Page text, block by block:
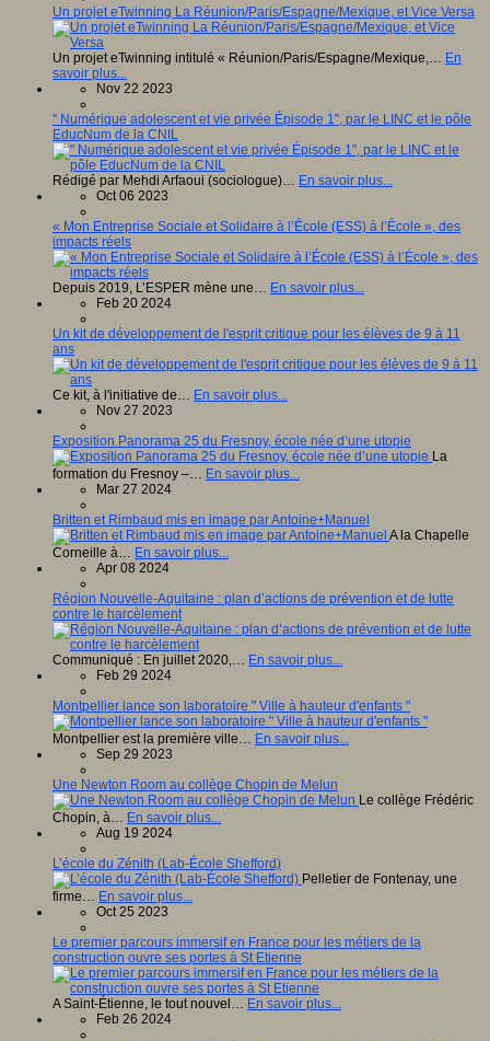
Un projet eTwinning La Réunion/Paris/Espagne/Mexique, et Vice Versa
Un projet eTwinning intitulé « Réunion/Paris/Espagne/Mexique,… En
savoir plus...
Nov 22 2023
" Numérique adolescent et vie privée Épisode 1", par le LINC et le pôle
EducNum de la CNIL
Rédigé par Mehdi Arfaoui (sociologue)… En savoir plus...
Oct 06 2023
« Mon Entreprise Sociale et Solidaire à l’École (ESS) à l’École », des
impacts réels
Depuis 2019, L’ESPER mène une… En savoir plus...
Feb 20 2024
Un kit de développement de l'esprit critique pour les élèves de 9 à 11
ans
Ce kit, à l'initiative de… En savoir plus...
Nov 27 2023
Exposition Panorama 25 du Fresnoy, école née d’une utopie
La
formation du Fresnoy –… En savoir plus...
Mar 27 2024
Britten et Rimbaud mis en image par Antoine+Manuel
A la Chapelle
Corneille à… En savoir plus...
Apr 08 2024
Région Nouvelle-Aquitaine : plan d’actions de prévention et de lutte
contre le harcèlement
Communiqué : En juillet 2020,… En savoir plus...
Feb 29 2024
Montpellier lance son laboratoire " Ville à hauteur d'enfants "
Montpellier est la première ville… En savoir plus...
Sep 29 2023
Une Newton Room au collège Chopin de Melun
Le collège Frédéric
Chopin, à… En savoir plus...
Aug 19 2024
L’école du Zénith (Lab-École Shefford)
Pelletier de Fontenay, une
firme… En savoir plus...
Oct 25 2023
Le premier parcours immersif en France pour les métiers de la
construction ouvre ses portes à St Etienne
A Saint-Étienne, le tout nouvel… En savoir plus...
Feb 26 2024